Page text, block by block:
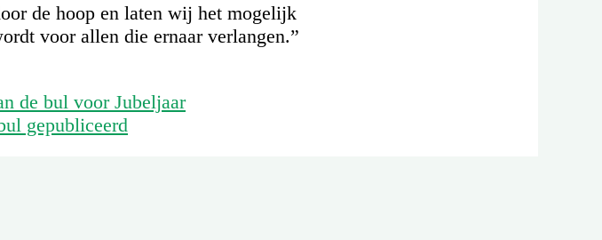
de hoop en laten wij het mogelijk
voor allen die ernaar verlangen.”
de bul voor Jubeljaar
gepubliceerd